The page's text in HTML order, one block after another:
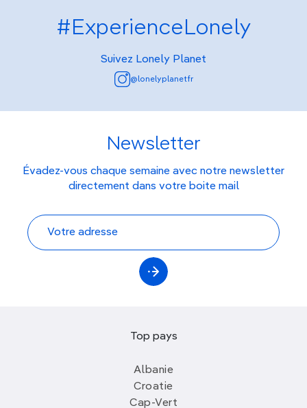
#ExperienceLonely
Suivez Lonely Planet
@lonelyplanetfr
Newsletter
Évadez-vous chaque semaine avec notre newsletter
directement dans votre boite mail
Top pays
Albanie
Croatie
Cap-Vert